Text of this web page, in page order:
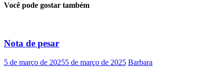
Você pode gostar também
Nota de pesar
5 de março de 20255 de março de 2025 Barbara